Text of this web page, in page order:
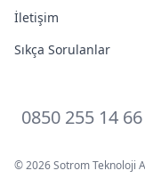
İletişim
Sıkça Sorulanlar
0850 255 14 66
© 2026 Sotrom Teknoloji